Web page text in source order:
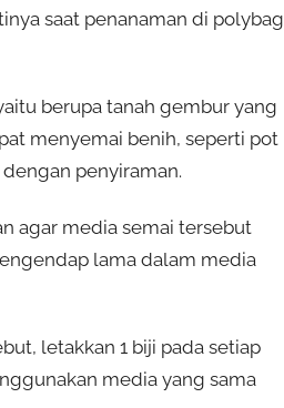
saat penanaman di polybag
berupa tanah gembur yang
menyemai benih, seperti pot
penyiraman.
agar media semai tersebut
lama dalam media
letakkan 1 biji pada setiap
media yang sama